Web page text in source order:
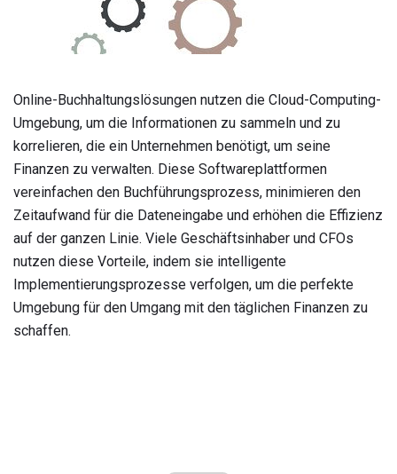
Online-Buchhaltungslösungen nutzen die Cloud-Computing-
Umgebung, um die Informationen zu sammeln und zu
korrelieren, die ein Unternehmen benötigt, um seine
Finanzen zu verwalten. Diese Softwareplattformen
vereinfachen den Buchführungsprozess, minimieren den
Zeitaufwand für die Dateneingabe und erhöhen die Effizienz
auf der ganzen Linie. Viele Geschäftsinhaber und CFOs
nutzen diese Vorteile, indem sie intelligente
Implementierungsprozesse verfolgen, um die perfekte
Umgebung für den Umgang mit den täglichen Finanzen zu
schaffen.